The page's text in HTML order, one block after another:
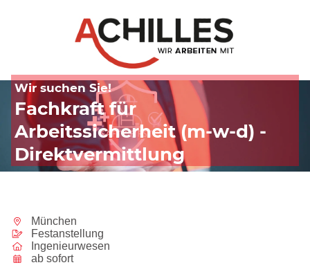
Wir suchen Sie!
Fachkraft für
Arbeitssicherheit (m-w-d) -
Direktvermittlung
München
Festanstellung
Ingenieurwesen
ab sofort